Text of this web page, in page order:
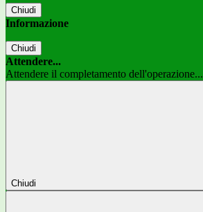
Chiudi
Informazione
Chiudi
Attendere...
Attendere il completamento dell'operazione...
Chiudi